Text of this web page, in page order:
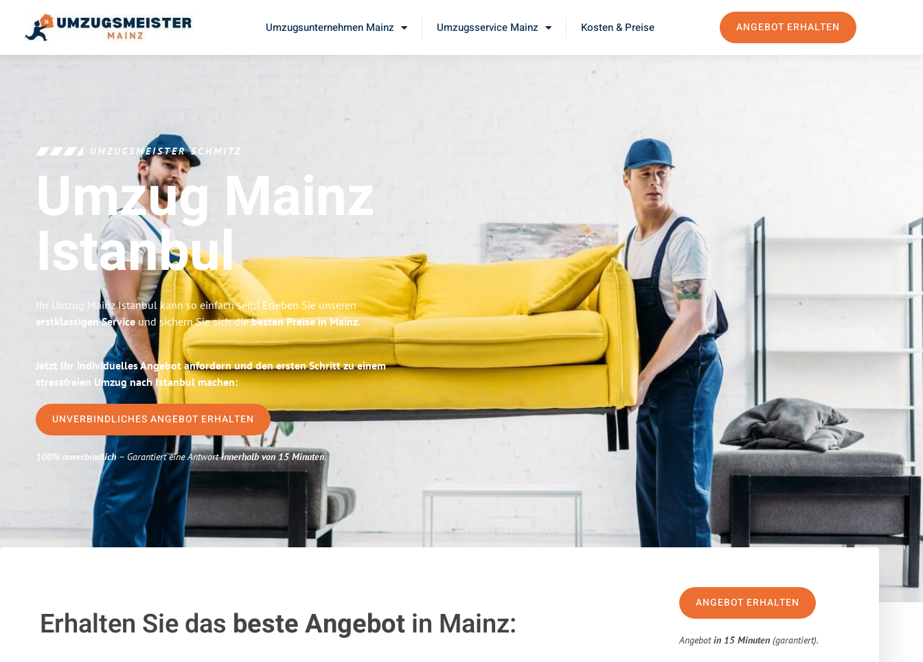
Umzugsunternehmen Mainz Umzugsservice Mainz Kosten & Preise ANGEBOT ERHALTEN
UMZUGSMEISTER SCHMITZ
Umzug Mainz
Istanbul
Ihr Umzug Mainz Istanbul kann so einfach sein! Erleben Sie unseren
erstklassigen Service und sichern Sie sich diebesten Preise in Mainz.
Jetzt Ihr individuelles Angebot anfordern und den ersten Schritt zu einem
stressfreien Umzug nach Istanbul machen:
UNVERBINDLICHES ANGEBOT ERHALTEN
100% unverbindlich– Garantiert eine Antwortinnerhalb von 15 Minuten.
Erhalten Sie das beste Angebotin Mainz:
ANGEBOT ERHALTEN
Angebotin 15 Minuten (garantiert).